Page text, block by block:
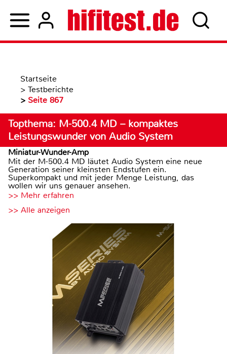
Startseite
> Testberichte
> Seite 867
Topthema: M-500.4 MD – kompaktes
Leistungswunder von Audio System
Miniatur-Wunder-Amp
Mit der M-500.4 MD läutet Audio System eine neue
Generation seiner kleinsten Endstufen ein.
Superkompakt und mit jeder Menge Leistung, das
wollen wir uns genauer ansehen.
>> Mehr erfahren
>> Alle anzeigen